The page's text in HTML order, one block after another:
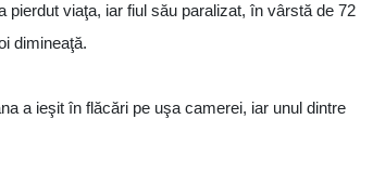
pierdut viaţa, iar fiul său paralizat, în vârstă de 72
dimineaţă.
a ieşit în flăcări pe uşa camerei, iar unul dintre